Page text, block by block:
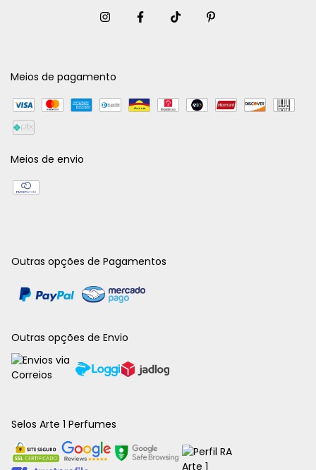
Meios de pagamento
Meios de envio
Outras opções de Pagamentos
Outras opções de Envio
Selos Arte 1 Perfumes